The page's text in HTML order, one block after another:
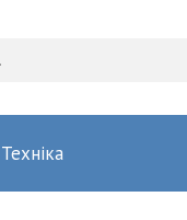
Техніка